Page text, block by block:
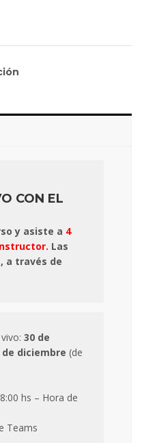
CON EL
y asiste a 4
Las
a través de
30 de
de diciembre (de
hs – Hora de
Teams